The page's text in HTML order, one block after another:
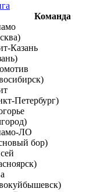
Команда
Казань
Петербург)
ЛО
бор)